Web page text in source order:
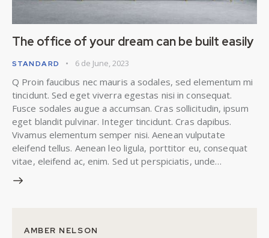
The office of your dream can be built easily
STANDARD 6 de June, 2023
Q Proin faucibus nec mauris a sodales, sed elementum mi
tincidunt. Sed eget viverra egestas nisi in consequat.
Fusce sodales augue a accumsan. Cras sollicitudin, ipsum
eget blandit pulvinar. Integer tincidunt. Cras dapibus.
Vivamus elementum semper nisi. Aenean vulputate
eleifend tellus. Aenean leo ligula, porttitor eu, consequat
vitae, eleifend ac, enim. Sed ut perspiciatis, unde…
AMBER NELSON